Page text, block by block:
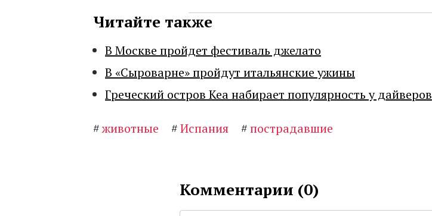
Читайте также
В Москве пройдет фестиваль джелато
В «Сыроварне» пройдут итальянские ужины
Греческий остров Кеа набирает популярность у дайверов
#животные #Испания #пострадавшие
Комментарии (0)